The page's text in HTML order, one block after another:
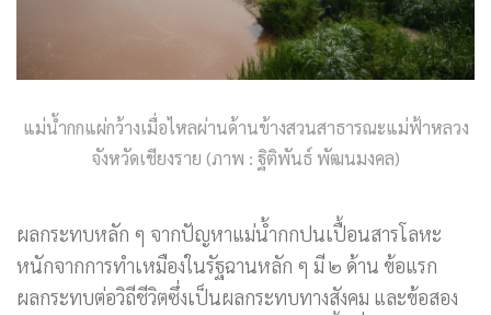
แม่น้ำกกแผ่กว้างเมื่อไหลผ่านด้านข้างสวนสาธารณะแม่ฟ้าหลวง
จังหวัดเชียงราย (ภาพ : ฐิติพันธ์ พัฒนมงคล)
ผลกระทบหลัก ๆ จากปัญหาแม่น้ำกกปนเปื้อนสารโลหะ
หนักจากการทำเหมืองในรัฐฉานหลัก ๆ มี ๒ ด้าน ข้อแรก
ผลกระทบต่อวิถีชีวิตซึ่งเป็นผลกระทบทางสังคม และข้อสอง